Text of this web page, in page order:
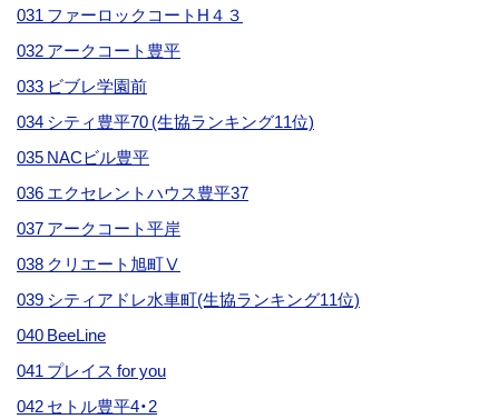
031 ファーロックコートH４３
032 アークコート豊平
033 ビブレ学園前
034 シティ豊平70 (生協ランキング11位)
035 NACビル豊平
036 エクセレントハウス豊平37
037 アークコート平岸
038 クリエート旭町Ⅴ
039 シティアドレ水車町(生協ランキング11位)
040 BeeLine
041 プレイス for you
042 セトル豊平4・2